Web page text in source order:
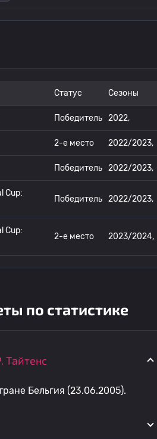
Статус Сезоны
Победитель 2022,
2-е место 2022/2023,
Победитель 2022/2023,
Cup:
Победитель 2022/2023,
Cup:
2-е место 2023/2024,
по статистике
Тайтенс
Бельгия (23.06.2005).